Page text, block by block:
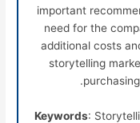
important
need for the
additional costs
storytelling
Keywords: